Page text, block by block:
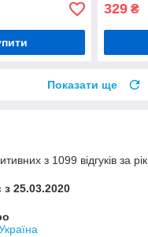
329 ₴
Показати ще
з 1099 відгуків за рік
25.03.2020